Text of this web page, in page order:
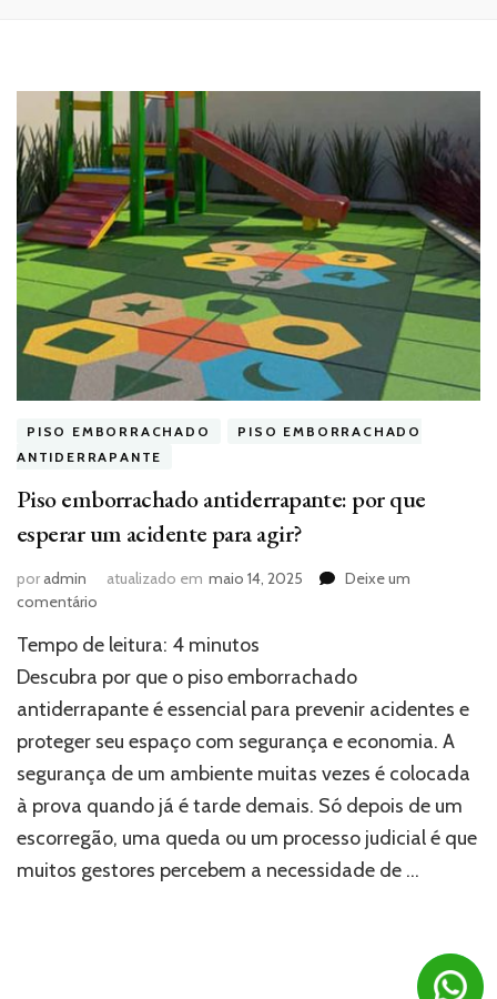
PISO EMBORRACHADO
PISO EMBORRACHADO
ANTIDERRAPANTE
Piso emborrachado antiderrapante: por que
esperar um acidente para agir?
poradmin atualizado em maio 14, 2025
Deixe um
comentário
emborrachado
antiderrapante:
por
que
esperar
acidente
para
agir?
Tempo de leitura: 4 minutos
Descubra por que o piso emborrachado
antiderrapante é essencial para prevenir acidentes e
proteger seu espaço com segurança e economia. A
segurança de um ambiente muitas vezes é colocada
à prova quando já é tarde demais. Só depois de um
escorregão, uma queda ou um processo judicial é que
muitos gestores percebem a necessidade de …